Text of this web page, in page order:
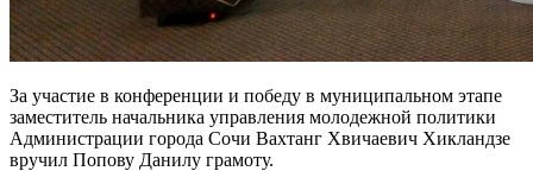
За участие в конференции и победу в муниципальном этапе
заместитель начальника управления молодежной политики
Администрации города Сочи Вахтанг Хвичаевич Хикландзе
вручил Попову Данилу грамоту.